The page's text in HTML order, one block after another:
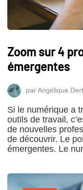
Zoom sur 4
émergentes
parAngélique
Si le numérique a
outils de travail,
de nouvelles
de découvrir. Le
émergentes. Le